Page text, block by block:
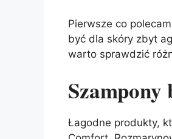
Pierwsze co
być dla skóry zbyt
warto sprawdzić
Szampony
Łagodne produkty,